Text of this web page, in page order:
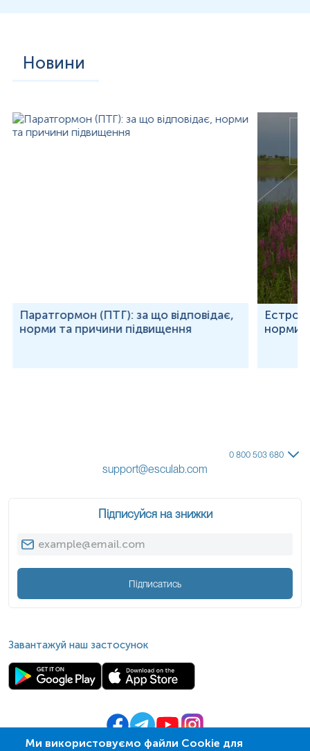
Новини
Паратгормон (ПТГ): за що відповідає,
норми та причини підвищення
норми
Ми використовуємо файли Cookie для
0 800 503 680
support@esculab.com
Підписуйся на знижки
Підписатись
Завантажуй наш застосунок